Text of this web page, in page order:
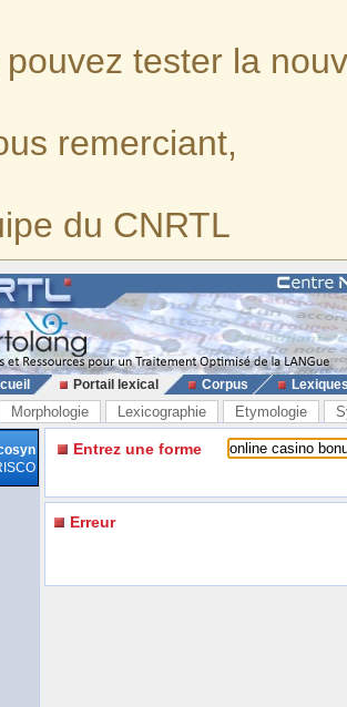
pouvez tester la
remerciant,
du CNRTL
Portail lexical Corpus
Morphologie Lexicographie Etymologie
Entrez une forme
Erreur